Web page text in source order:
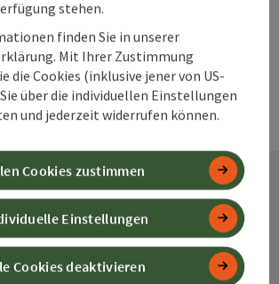
stehen.
finden Sie in unserer
Mit Ihrer Zustimmung
die Cookies (inklusive jener von US-
über die individuellen Einstellungen
und jederzeit widerrufen können.
Cookies deaktivieren
Einstellungen
Cookies zustimmen